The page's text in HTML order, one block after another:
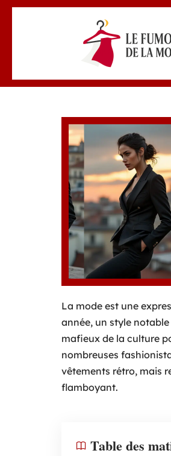
La mode est une
année, un style
mafieux de la culture
nombreuses
vêtements rétro, mais
flamboyant.
Table des